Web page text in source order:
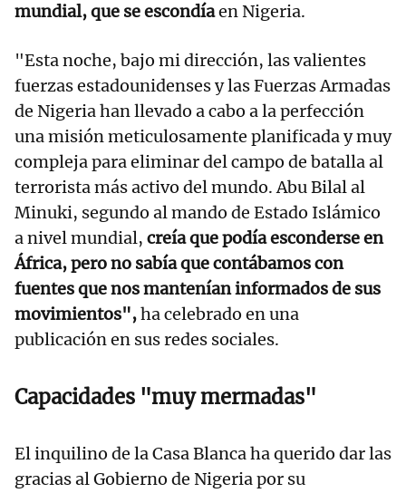
mundial, que se escondíaen Nigeria.
"Esta noche, bajo mi dirección, las valientes
fuerzas estadounidenses y las Fuerzas Armadas
de Nigeria han llevado a cabo a la perfección
una misión meticulosamente planificada y muy
compleja para eliminar del campo de batalla al
terrorista más activo del mundo. Abu Bilal al
Minuki, segundo al mando de Estado Islámico
a nivel mundial, creía que podía esconderse en
África, pero no sabía que contábamos con
fuentes que nos mantenían informados de sus
movimientos",ha celebrado en una
publicación en sus redes sociales.
Capacidades "muy mermadas"
El inquilino de la Casa Blanca ha querido dar las
gracias al Gobierno de Nigeria por su